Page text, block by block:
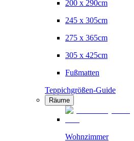
200 x 290cm
245 x 305cm
275 x 365cm
305 x 425cm
Fußmatten
Teppichgrößen-Guide
Räume
Wohnzimmer